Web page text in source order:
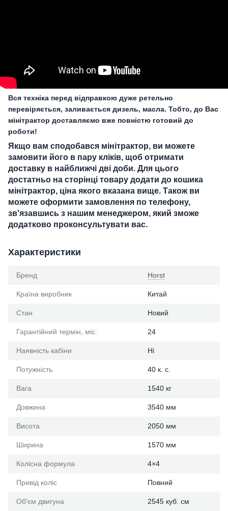
Вся техніка перед відправкою дуже ретельно
перевіряється, заливається дизель, масла. Тобто, до Вас
мінітрактор доставляємо вже повністю готовий до
роботи!
Якщо вам сподобався мінітрактор, ви можете
замовити його в пару кліків, щоб отримати
доставку в найближчі дві доби. Для цього
достатньо на сторінці товару додати до кошика
мінітрактор, ціна якого вказана вище. Також ви
можете оформити замовлення по телефону,
зв'язавшись з нашим менеджером, який зможе
додатково проконсультувати вас.
Характеристики
Бренд Horst
Країна виробник Китай
Стан Новий
Гарантійний термін, міс. 24
Наявність кабіни Ні
Потужність 40 к. с.
Вага 1540 кг
Довжина 3540 мм
Висота 2050 мм
Ширина 1570 мм
Колісна формула 4×4
Привід коліс Повний
Об'єм двигуна 2545 куб. см